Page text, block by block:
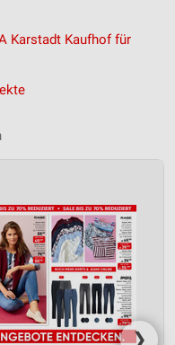
Karstadt Kaufhof für
❯